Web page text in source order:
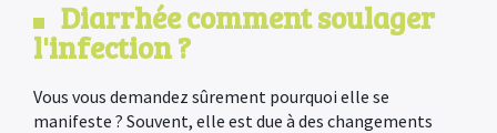
Diarrhée comment soulager
l'infection ?
Vous vous demandez sûrement pourquoi elle se
manifeste ? Souvent, elle est due à des changements